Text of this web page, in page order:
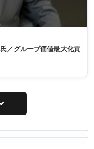
／グループ価値最大化貢